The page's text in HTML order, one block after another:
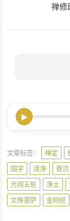
禅修
▶
文章标签： 禅定
国学
清净 昏沉
光彻五轮
净土
文殊菩萨
金刚经